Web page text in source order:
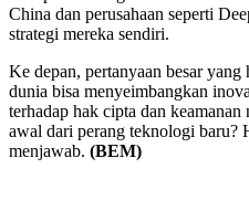
China dan perusahaan seperti
strategi mereka sendiri.
Ke depan, pertanyaan besar
dunia bisa menyeimbangkan
terhadap hak cipta dan
awal dari perang teknologi baru?
menjawab. (BEM)